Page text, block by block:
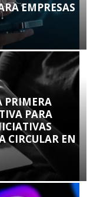
EMPRESAS
PRIMERA
PARA
CIRCULAR EN